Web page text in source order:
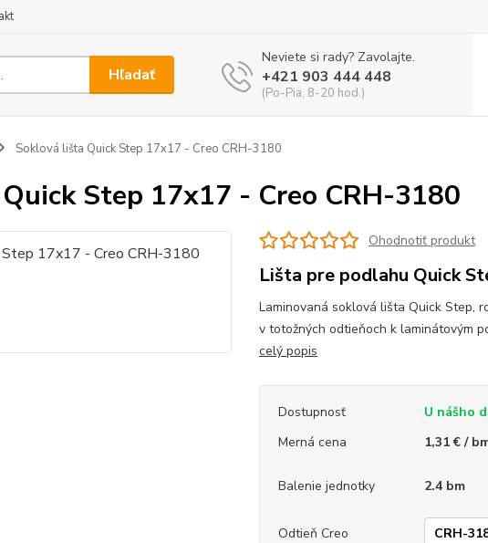
Hľadať
Neviete si rady? Zavolajte.
+421 903 444 448
(Po-Pia, 8-20 hod.)
Soklová lišta Quick Step 17x17 - Creo CRH-3180
Step 17x17 - Creo CRH-3180
Ohodnotiť produkt
Lišta pre podlahu Quick
Laminovaná soklová lišta Quick Step,
v totožných odtieňoch k laminátovým
celý popis
Dostupnosť
U nášho
Merná cena
1,31 € /
Balenie jednotky 2.4 bm
Odtieň Creo